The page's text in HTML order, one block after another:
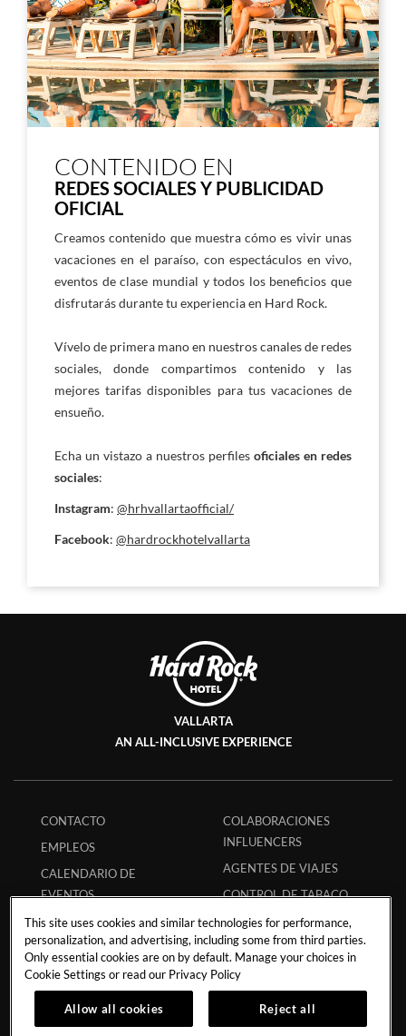
CONTENIDO EN
REDES SOCIALES Y PUBLICIDAD
OFICIAL
Creamos contenido que muestra cómo es vivir unas
vacaciones en el paraíso, con espectáculos en vivo,
eventos de clase mundial y todos los beneficios que
disfrutarás durante tu experiencia en Hard Rock.
Vívelo de primera mano en nuestros canales de redes
sociales, donde compartimos contenido y las
mejores tarifas disponibles para tus vacaciones de
ensueño.
Echa un vistazo a nuestros perfiles oficiales en redes
sociales:
Instagram: @hrhvallartaofficial/
Facebook: @hardrockhotelvallarta
VALLARTA
AN ALL-INCLUSIVE EXPERIENCE
CONTACTO
EMPLEOS
CALENDARIO DE
EVENTOS
FILANTROPÍA
POLÍTICA DE TORMENTA
POLÍTICA DE
HURACANES
COLABORACIONES
INFLUENCERS
AGENTES DE VIAJES
CONTROL DE TABACO
PREGUNTAS
FRECUENTES
CÓDIGO ECPAT
REGLAMENTO DE
HUÉSPEDES
This site uses cookies and similar technologies for performance,
personalization, and advertising, including some from third parties.
Only essential cookies are on by default. Manage your choices in
Cookie Settings or read our Privacy Policy
Allow all cookies Reject all